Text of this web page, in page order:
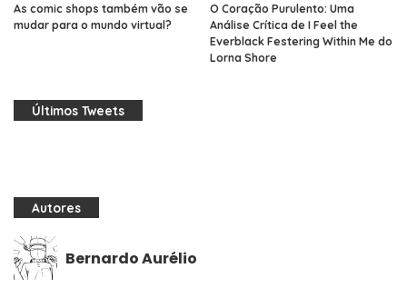
As comic shops também vão se
mudar para o mundo virtual?
O Coração Purulento: Uma
Análise Crítica de I Feel the
Everblack Festering Within Me do
Lorna Shore
Últimos Tweets
Autores
Bernardo Aurélio